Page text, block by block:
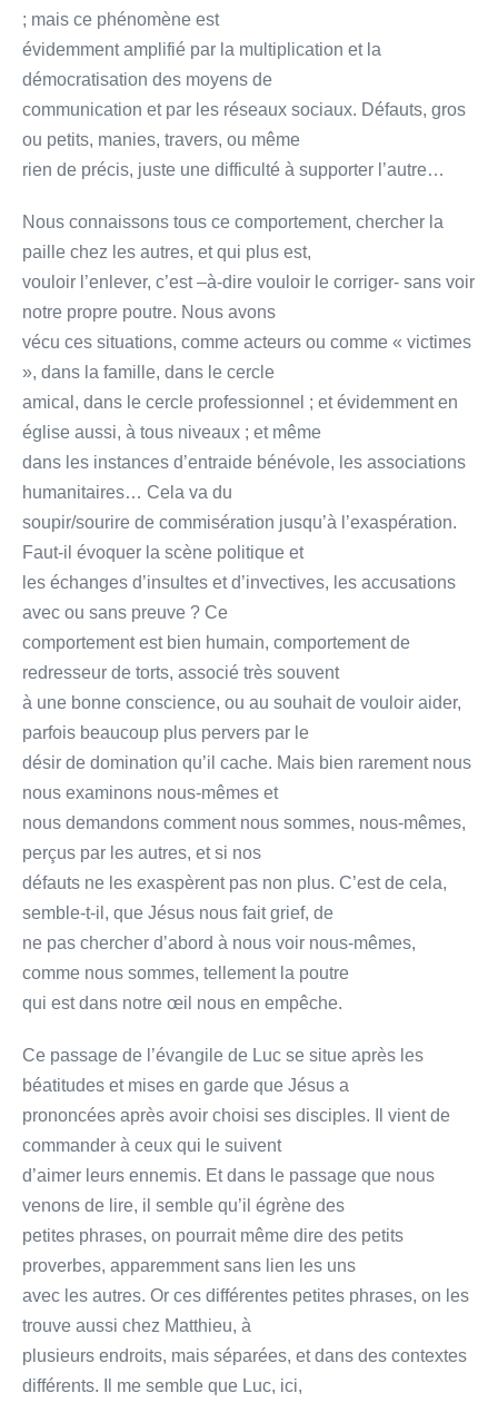
; mais ce phénomène est
évidemment amplifié par la multiplication et la
démocratisation des moyens de
communication et par les réseaux sociaux. Défauts, gros
ou petits, manies, travers, ou même
rien de précis, juste une difficulté à supporter l’autre…
Nous connaissons tous ce comportement, chercher la
paille chez les autres, et qui plus est,
vouloir l’enlever, c’est –à-dire vouloir le corriger- sans voir
notre propre poutre. Nous avons
vécu ces situations, comme acteurs ou comme « victimes
», dans la famille, dans le cercle
amical, dans le cercle professionnel ; et évidemment en
église aussi, à tous niveaux ; et même
dans les instances d’entraide bénévole, les associations
humanitaires… Cela va du
soupir/sourire de commisération jusqu’à l’exaspération.
Faut-il évoquer la scène politique et
les échanges d’insultes et d’invectives, les accusations
avec ou sans preuve ? Ce
comportement est bien humain, comportement de
redresseur de torts, associé très souvent
à une bonne conscience, ou au souhait de vouloir aider,
parfois beaucoup plus pervers par le
désir de domination qu’il cache. Mais bien rarement nous
nous examinons nous-mêmes et
nous demandons comment nous sommes, nous-mêmes,
perçus par les autres, et si nos
défauts ne les exaspèrent pas non plus. C’est de cela,
semble-t-il, que Jésus nous fait grief, de
ne pas chercher d’abord à nous voir nous-mêmes,
comme nous sommes, tellement la poutre
qui est dans notre œil nous en empêche.
Ce passage de l’évangile de Luc se situe après les
béatitudes et mises en garde que Jésus a
prononcées après avoir choisi ses disciples. Il vient de
commander à ceux qui le suivent
d’aimer leurs ennemis. Et dans le passage que nous
venons de lire, il semble qu’il égrène des
petites phrases, on pourrait même dire des petits
proverbes, apparemment sans lien les uns
avec les autres. Or ces différentes petites phrases, on les
trouve aussi chez Matthieu, à
plusieurs endroits, mais séparées, et dans des contextes
différents. Il me semble que Luc, ici,